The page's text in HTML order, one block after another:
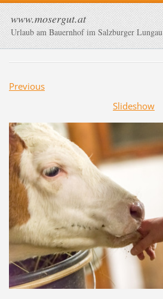
www.mosergut.at
Urlaub am Bauernhof im Salzburger Lungau
Previous
Slideshow